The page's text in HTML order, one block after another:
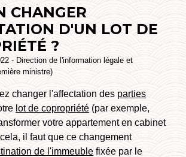
CHANGER
D'UN LOT DE
?
- Direction de l'information légale et
ministre)
changer l'affectation des parties
lot de copropriété (par exemple,
votre appartement en cabinet
il faut que ce changement
de l'immeuble fixée par le